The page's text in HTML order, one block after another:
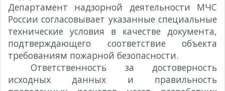
Департамент надзорной деятельности МЧС
России согласовывает указанные специальные
технические условия в качестве документа,
подтверждающего соответствие объекта
требованиям пожарной безопасности.
Ответственность за достоверность
исходных данных и правильность